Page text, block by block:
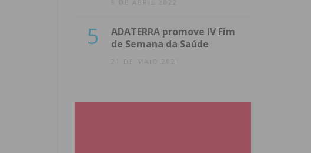
8 DE ABRIL 2022
5
ADATERRA promove IV Fim
de Semana da Saúde
21 DE MAIO 2021